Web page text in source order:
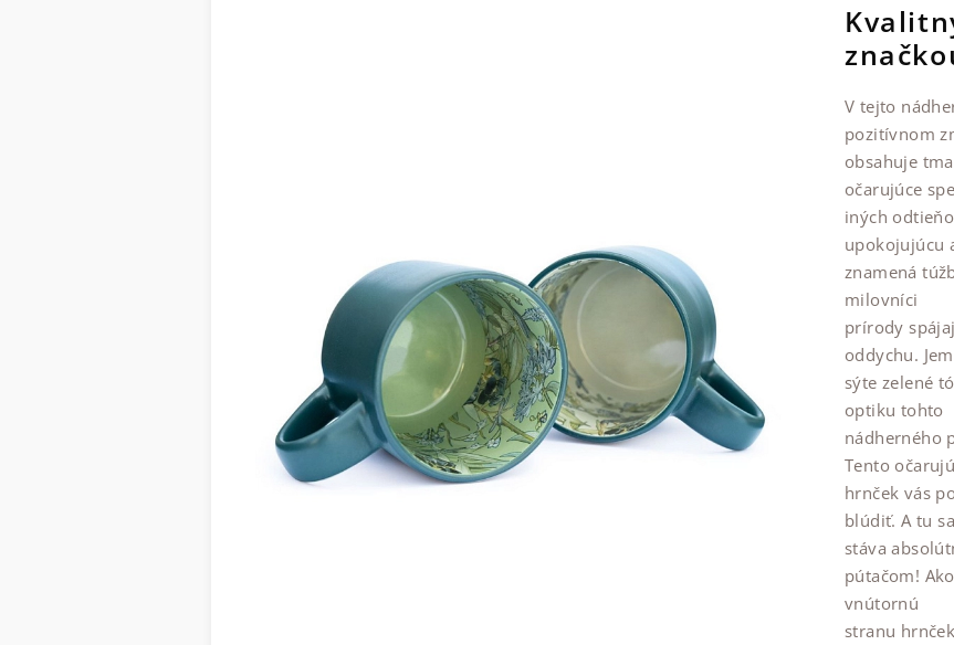
V tejto
pozitívnom
obsahuje
očarujúce
iných
upokojujúcu
znamená
milovníci
prírody
oddychu.
sýte zelené
optiku tohto
nádherného
Tento
hrnček vás
blúdiť. A tu
stáva
pútačom!
vnútornú
stranu